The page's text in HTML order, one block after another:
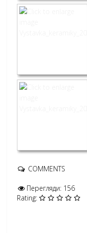
COMMENTS
Перегляди: 156
Rating: